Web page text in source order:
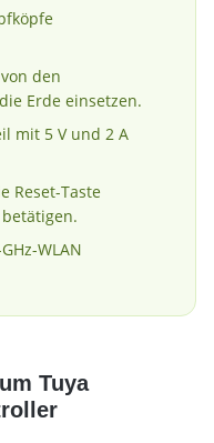
den
Erde einsetzen.
mit 5 V und 2 A
Reset-Taste
WLAN
Tuya